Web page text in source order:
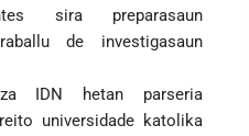
sira preparasaun
de investigasaun
IDN hetan parseria
universidade katolika